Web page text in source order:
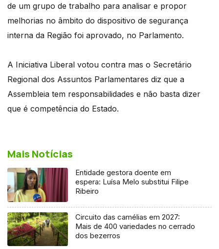
de um grupo de trabalho para analisar e propor
melhorias no âmbito do dispositivo de segurança
interna da Região foi aprovado, no Parlamento.
A Iniciativa Liberal votou contra mas o Secretário
Regional dos Assuntos Parlamentares diz que a
Assembleia tem responsabilidades e não basta dizer
que é competência do Estado.
Mais Notícias
Entidade gestora doente em
espera: Luísa Melo substitui Filipe
Ribeiro
Circuito das camélias em 2027:
Mais de 400 variedades no cerrado
dos bezerros